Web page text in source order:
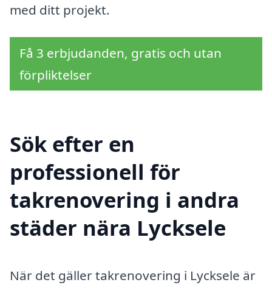
med ditt projekt.
Få 3 erbjudanden, gratis och utan
förpliktelser
Sök efter en
professionell för
takrenovering i andra
städer nära Lycksele
När det gäller takrenovering i Lycksele är